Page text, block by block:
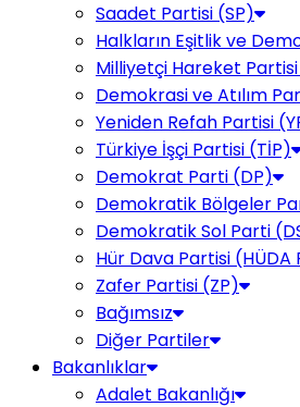
Saadet Partisi (SP)
Halkların Eşitlik ve
Milliyetçi Hareket
Demokrasi ve Atılım
Yeniden Refah Partisi
Türkiye İşçi Partisi (TİP)
Demokrat Parti (DP)
Demokratik Bölgeler
Demokratik Sol Parti
Hür Dava Partisi (HÜDA
Zafer Partisi (ZP)
Bağımsız
Diğer Partiler
Bakanlıklar
Adalet Bakanlığı